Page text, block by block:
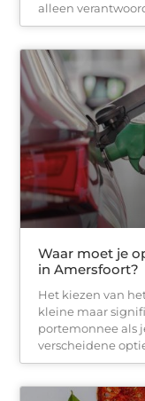
alleen
Waar moet je
in Amersfoort?
Het kiezen van
kleine maar
portemonnee als
verscheidene